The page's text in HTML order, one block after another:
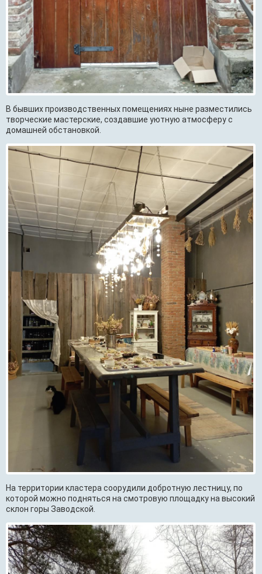
В бывших производственных помещениях ныне разместились
творческие мастерские, создавшие уютную атмосферу с
домашней обстановкой.
На территории кластера соорудили добротную лестницу, по
которой можно подняться на смотровую площадку на высокий
склон горы Заводской.